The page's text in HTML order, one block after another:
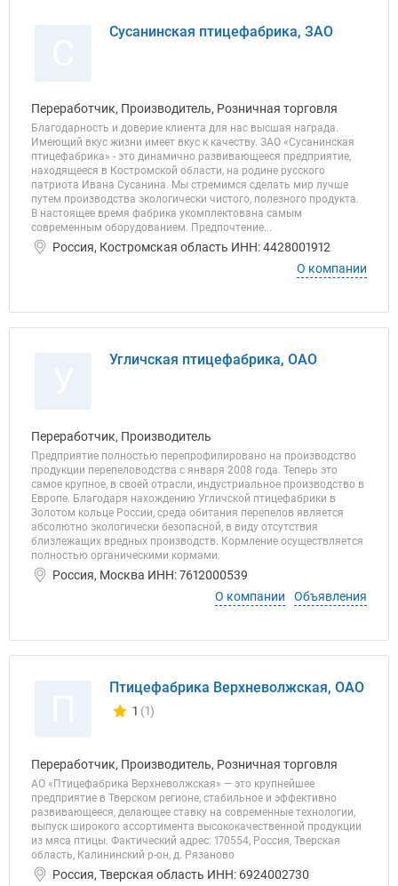
Сусанинская птицефабрика, ЗАО
Переработчик, Производитель, Розничная торговля
Благодарность и доверие клиента для нас высшая награда.
Имеющий вкус жизни имеет вкус к качеству. ЗАО «Сусанинская
птицефабрика» - это динамично развивающееся предприятие,
находящееся в Костромской области, на родине русского
патриота Ивана Сусанина. Мы стремимся сделать мир лучше
путем производства экологически чистого, полезного продукта.
В настоящее время фабрика укомплектована самым
современным оборудованием. Предпочтение...
Россия, Костромская область ИНН: 4428001912
О компании
Угличская птицефабрика, ОАО
Переработчик, Производитель
Предприятие полностью перепрофилировано на производство
продукции перепеловодства с января 2008 года. Теперь это
самое крупное, в своей отрасли, индустриальное производство в
Европе. Благодаря нахождению Угличской птицефабрики в
Золотом кольце России, среда обитания перепелов является
абсолютно экологически безопасной, в виду отсутствия
близлежащих вредных производств. Кормление осуществляется
полностью органическими кормами.
Россия, Москва ИНН: 7612000539
О компании
Объявления
Птицефабрика Верхневолжская, ОАО
Количество отзывов у компании всего и сегодня
1 (1)
Переработчик, Производитель, Розничная торговля
АО «Птицефабрика Верхневолжская» — это крупнейшее
предприятие в Тверском регионе, стабильное и эффективно
развивающееся, делающее ставку на современные технологии,
выпуск широкого ассортимента высококачественной продукции
из мяса птицы. Фактический адрес: 170554, Россия, Тверская
область, Калининский р-он, д. Рязаново
Россия, Тверская область ИНН: 6924002730